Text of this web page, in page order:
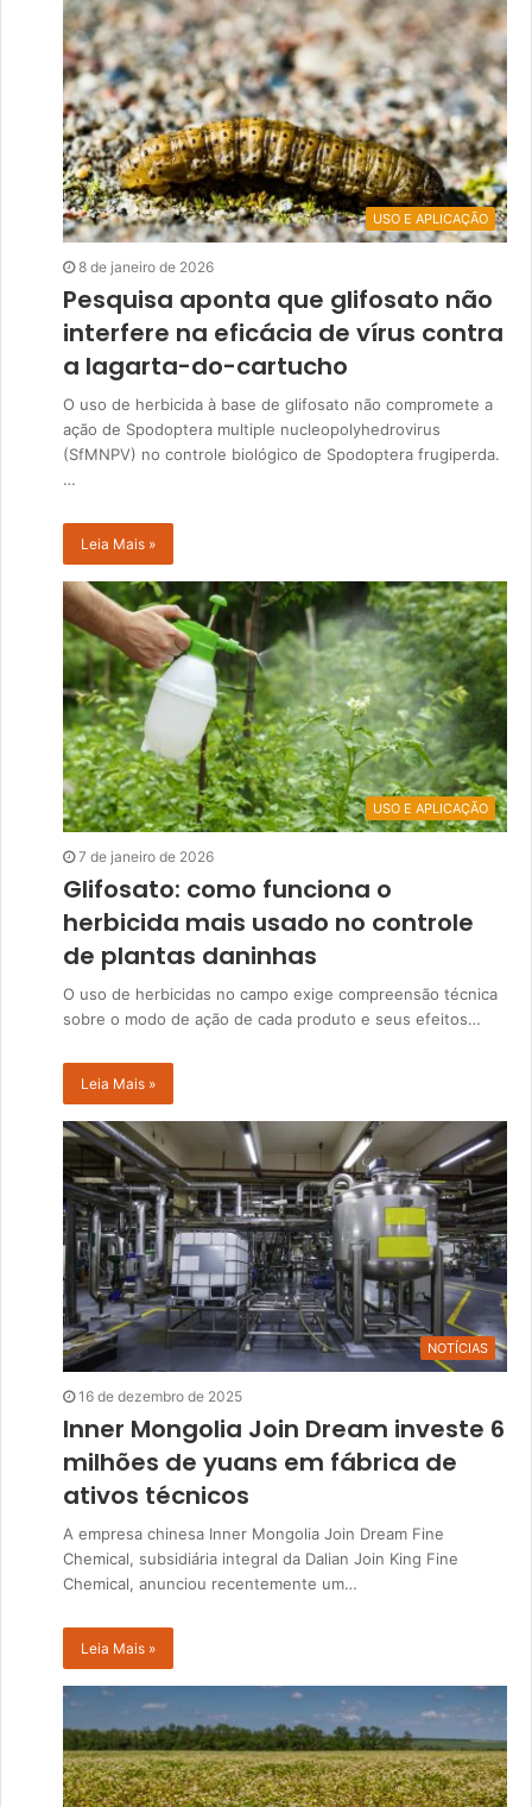
USO E APLICAÇÃO
8 de janeiro de 2026
Pesquisa aponta que glifosato não
interfere na eficácia de vírus contra
a lagarta-do-cartucho
O uso de herbicida à base de glifosato não compromete a
ação de Spodoptera multiple nucleopolyhedrovirus
(SfMNPV) no controle biológico de Spodoptera frugiperda.
…
Leia Mais »
USO E APLICAÇÃO
7 de janeiro de 2026
Glifosato: como funciona o
herbicida mais usado no controle
de plantas daninhas
O uso de herbicidas no campo exige compreensão técnica
sobre o modo de ação de cada produto e seus efeitos…
Leia Mais »
NOTÍCIAS
16 de dezembro de 2025
Inner Mongolia Join Dream investe 6
milhões de yuans em fábrica de
ativos técnicos
A empresa chinesa Inner Mongolia Join Dream Fine
Chemical, subsidiária integral da Dalian Join King Fine
Chemical, anunciou recentemente um…
Leia Mais »